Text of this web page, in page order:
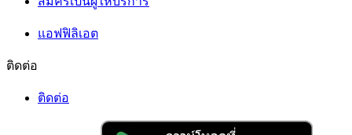
แอฟฟิลิเอต
ติดต่อ
ติดต่อ